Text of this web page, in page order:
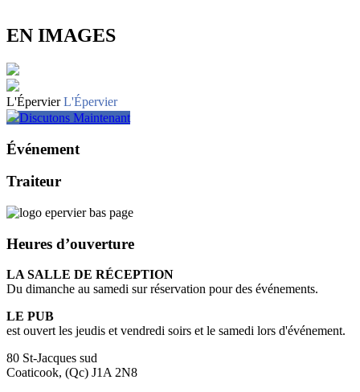
EN IMAGES
L'Épervier L'Épervier
Discutons Maintenant
Événement
Traiteur
Heures d’ouverture
LA SALLE DE RÉCEPTION
Du dimanche au samedi sur réservation pour des événements.
LE PUB
est ouvert les jeudis et vendredi soirs et le samedi lors d'événement.
80 St-Jacques sud
Coaticook, (Qc) J1A 2N8